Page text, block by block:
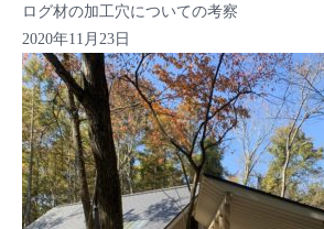
ログ材の加工穴についての考察
2020年11月23日